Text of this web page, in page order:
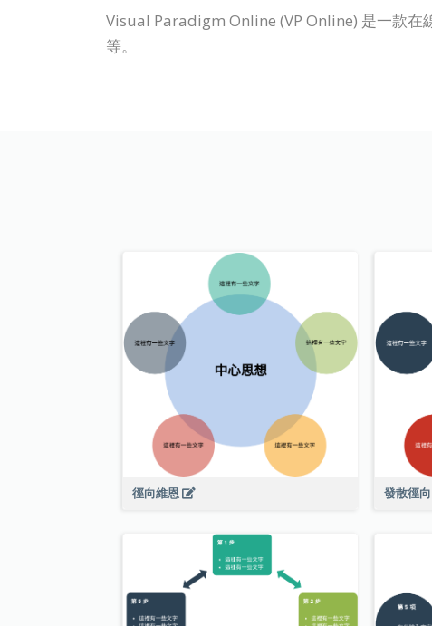
Visual Paradigm Online (VP Online) 是一款在
等。
徑向維恩 發散徑向